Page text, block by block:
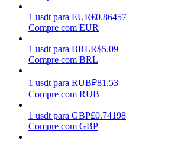
Porquinho poderoso
1 usdt para EUR€0.86457
Compre com EUR
1 usdt para BRLR$5.09
Compre com BRL
1 usdt para RUB₽81.53
Compre com RUB
1 usdt para GBP£0.74198
Compre com GBP